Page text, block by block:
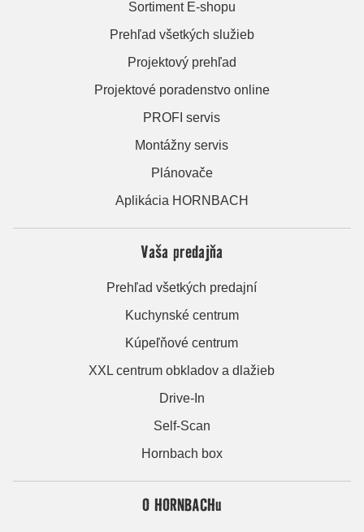
Sortiment E-shopu
Prehľad všetkých služieb
Projektový prehľad
Projektové poradenstvo online
PROFI servis
Montážny servis
Plánovače
Aplikácia HORNBACH
Vaša predajňa
Prehľad všetkých predajní
Kuchynské centrum
Kúpeľňové centrum
XXL centrum obkladov a dlažieb
Drive-In
Self-Scan
Hornbach box
O HORNBACHu